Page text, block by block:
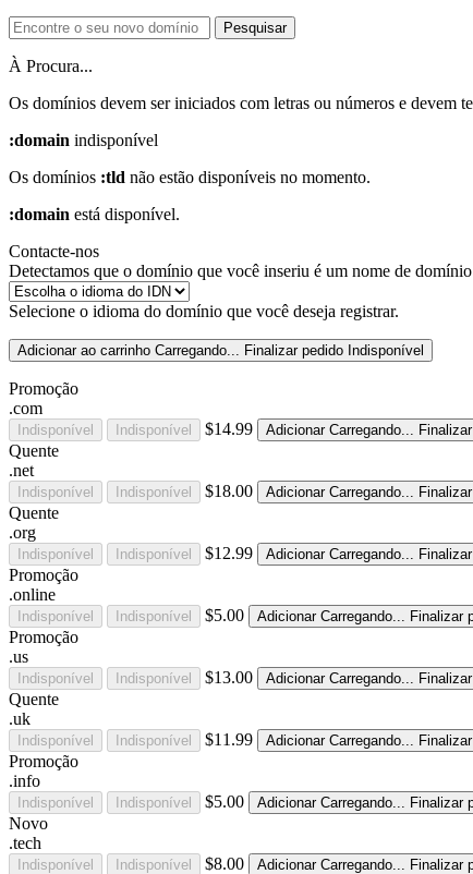
Pesquisar
À Procura...
Os domínios devem ser iniciados com letras ou números e devem
:domain indisponível
Os domínios :tld não estão disponíveis no momento.
:domain está disponível.
Contacte-nos
Detectamos que o domínio que você inseriu é um nome de
Selecione o idioma do domínio que você deseja registrar.
Adicionar ao carrinho Carregando... Finalizar pedido Indisponível
Promoção
.com
Indisponível Indisponível $14.99 Adicionar Carregando...
Quente
.net
Indisponível Indisponível $18.00 Adicionar Carregando...
Quente
.org
Indisponível Indisponível $12.99 Adicionar Carregando...
Promoção
.online
Indisponível Indisponível $5.00 Adicionar Carregando... Finalizar
Promoção
.us
Indisponível Indisponível $13.00 Adicionar Carregando...
Quente
.uk
Indisponível Indisponível $11.99 Adicionar Carregando...
Promoção
.info
Indisponível Indisponível $5.00 Adicionar Carregando... Finalizar
Novo
.tech
Indisponível Indisponível $8.00 Adicionar Carregando... Finalizar